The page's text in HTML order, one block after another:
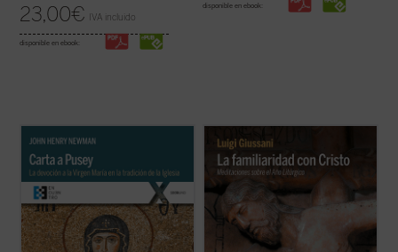
23,00€ IVA incluido
disponible en ebook:
disponible en ebook:
John Henry Newman escribe este
respuesta a
Eirenicon
escrito por su amigo Edward Pusey. Aquí el
santo insiste en la legitimidad del puesto de
María en la teología católica recurriendo ...
(ver ficha)
«Estas intervenciones de don Giussani
ponen de manifiesto qué puede ser el
cristianismo cuando dialoga con las
necesidades del hombre. Él nos enseña a
verificar qué acontece cuando vivimos
nuestras exigencias humanas poniéndolas
en relación ...